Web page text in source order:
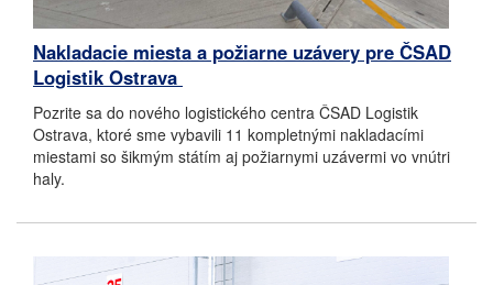
Nakladacie miesta a požiarne uzávery pre ČSAD
Logistik Ostrava ​
Pozrite sa do nového logistického centra ČSAD Logistik
Ostrava, ktoré sme vybavili 11 kompletnými nakladacími
miestami so šikmým státím aj požiarnymi uzávermi vo vnútri
haly.